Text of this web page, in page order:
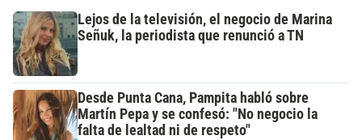
Lejos de la televisión, el negocio de Marina
Señuk, la periodista que renunció a TN
Desde Punta Cana, Pampita habló sobre
Martín Pepa y se confesó: "No negocio la
falta de lealtad ni de respeto"